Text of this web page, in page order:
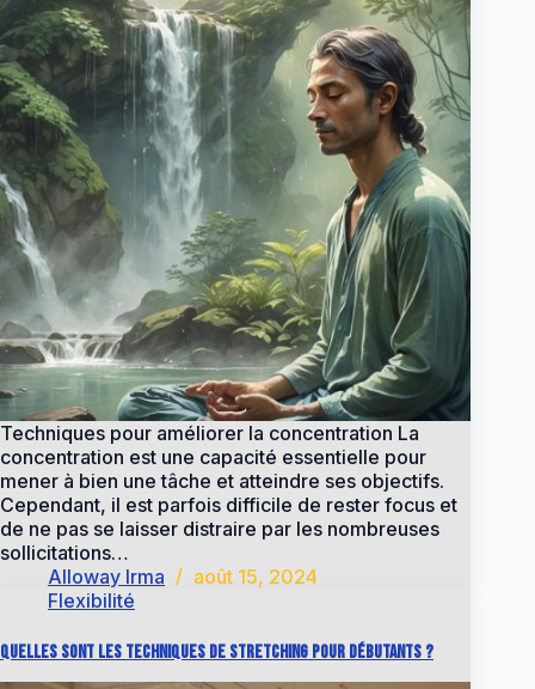
Techniques pour améliorer la concentration La
concentration est une capacité essentielle pour
mener à bien une tâche et atteindre ses objectifs.
Cependant, il est parfois difficile de rester focus et
de ne pas se laisser distraire par les nombreuses
sollicitations…
Alloway Irma
août 15, 2024
Flexibilité
Quelles sont les techniques de stretching pour débutants ?